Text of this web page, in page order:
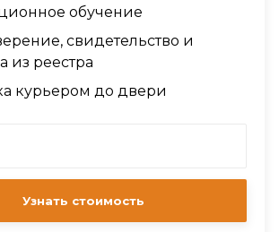
обучение
свидетельство и
из реестра
курьером до двери
Узнать стоимость